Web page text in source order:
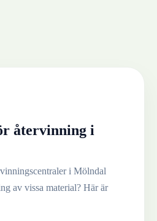
återvinning i
i Mölndal
av vissa material? Här är